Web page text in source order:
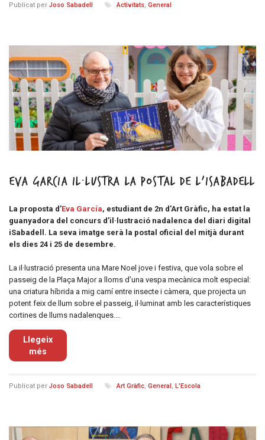
Publicat per Joso Sabadell Activitats, General
Eva Garcia il·lustra la postal de l’iSabadell
La proposta d’Eva García, estudiant de 2n d’Art Gràfic, ha estat la
guanyadora del concurs d’il·lustració nadalenca del diari digital
iSabadell. La seva imatge serà la postal oficial del mitjà durant
els dies 24 i 25 de desembre.
La il·lustració presenta una Mare Noel jove i festiva, que vola sobre el
passeig de la Plaça Major a lloms d’una vespa mecànica molt especial:
una criatura híbrida a mig camí entre insecte i càmera, que projecta un
potent feix de llum sobre el passeig, il·luminat amb les característiques
cortines de llums nadalenques.…
Llegeix
més
Publicat per Joso Sabadell Art Gràfic, General , L'Escola